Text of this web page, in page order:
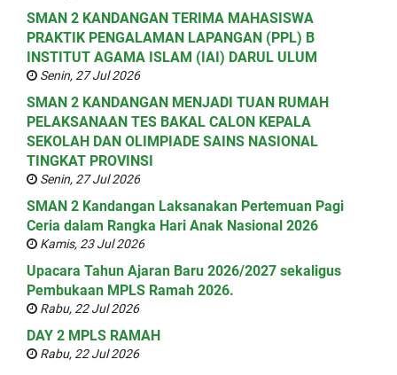
SMAN 2 KANDANGAN TERIMA MAHASISWA
PRAKTIK PENGALAMAN LAPANGAN (PPL) B
INSTITUT AGAMA ISLAM (IAI) DARUL ULUM
Senin, 27 Jul 2026
SMAN 2 KANDANGAN MENJADI TUAN RUMAH
PELAKSANAAN TES BAKAL CALON KEPALA
SEKOLAH DAN OLIMPIADE SAINS NASIONAL
TINGKAT PROVINSI
Senin, 27 Jul 2026
SMAN 2 Kandangan Laksanakan Pertemuan Pagi
Ceria dalam Rangka Hari Anak Nasional 2026
Kamis, 23 Jul 2026
Upacara Tahun Ajaran Baru 2026/2027 sekaligus
Pembukaan MPLS Ramah 2026.
Rabu, 22 Jul 2026
DAY 2 MPLS RAMAH
Rabu, 22 Jul 2026